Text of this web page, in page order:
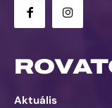
Aktuális